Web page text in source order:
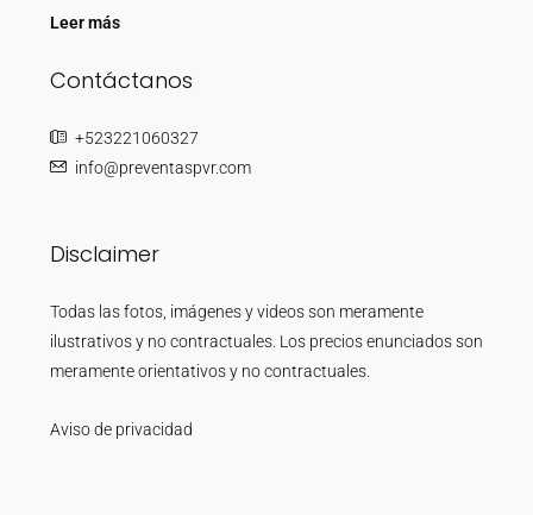
Leer más
Contáctanos
+523221060327
info@preventaspvr.com
Disclaimer
Todas las fotos, imágenes y videos son meramente
ilustrativos y no contractuales. Los precios enunciados son
meramente orientativos y no contractuales.
Aviso de privacidad